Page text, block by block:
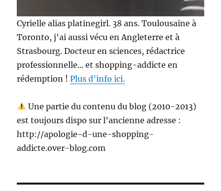
Cyrielle alias platinegirl. 38 ans. Toulousaine à
Toronto, j'ai aussi vécu en Angleterre et à
Strasbourg. Docteur en sciences, rédactrice
professionnelle... et shopping-addicte en
rédemption !Plus d'info ici.
Une partie du contenu du blog (2010-2013)
est toujours dispo sur l'ancienne adresse :
http://apologie-d-une-shopping-
addicte.over-blog.com